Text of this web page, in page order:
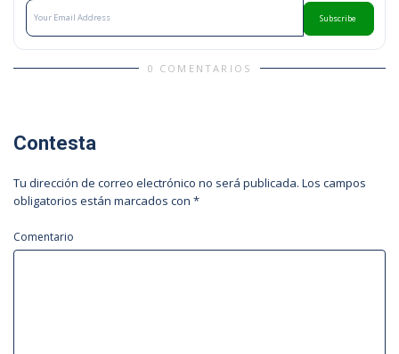
Subscribe
0 COMENTARIOS
Contesta
Tu dirección de correo electrónico no será publicada. Los campos
obligatorios están marcados con *
Comentario